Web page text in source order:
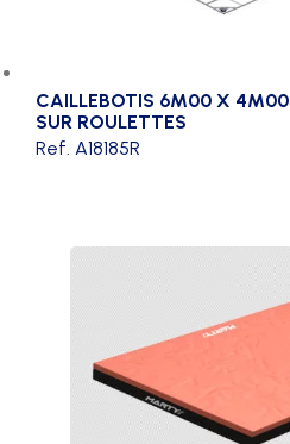
CAILLEBOTIS 6M00 X 4M00
SUR ROULETTES
Ref. A18185R